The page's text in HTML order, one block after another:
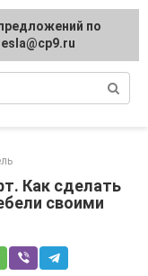
Как сделать
своими
по